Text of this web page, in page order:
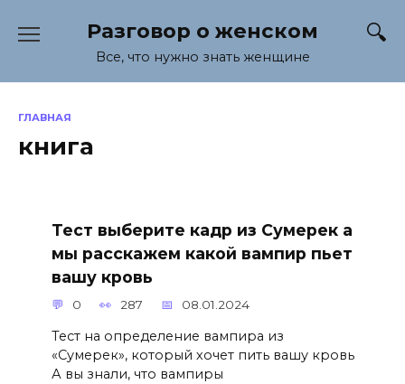
содержанию
Разговор о женском
Все, что нужно знать женщине
ГЛАВНАЯ
книга
Тест выберите кадр из Сумерек а
мы расскажем какой вампир пьет
вашу кровь
0 287 08.01.2024
Тест на определение вампира из
«Сумерек», который хочет пить вашу кровь
А вы знали, что вампиры